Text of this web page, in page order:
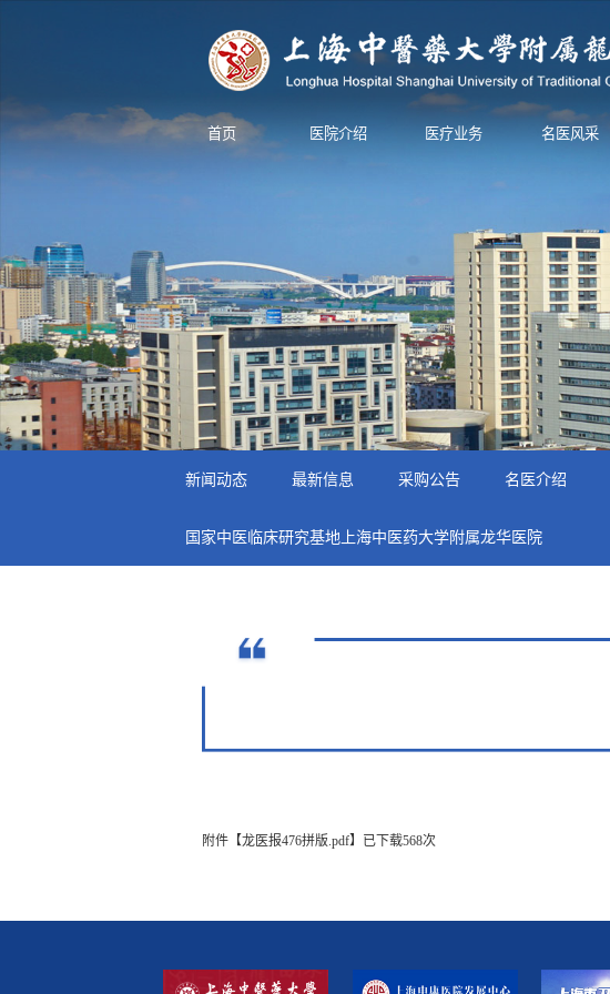
首页 医院介绍 医疗业务 名医风采
新闻动态 最新信息 采购公告 名医介绍
国家中医临床研究基地上海中医药大学附属龙华医院
附件【龙医报476拼版.pdf】已下载568次